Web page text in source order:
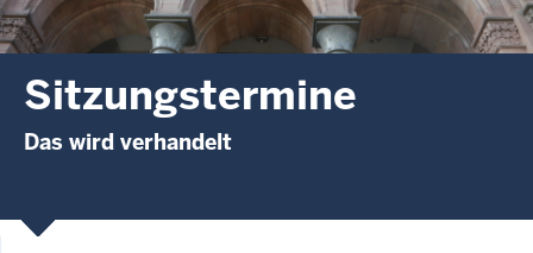
Sitzungstermine
Das wird verhandelt